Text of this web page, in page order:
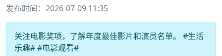
发布时间：2026-07-09 11:35
关注电影奖项，了解年度最佳影片和演员名单。 #生活
乐趣# #电影观看#